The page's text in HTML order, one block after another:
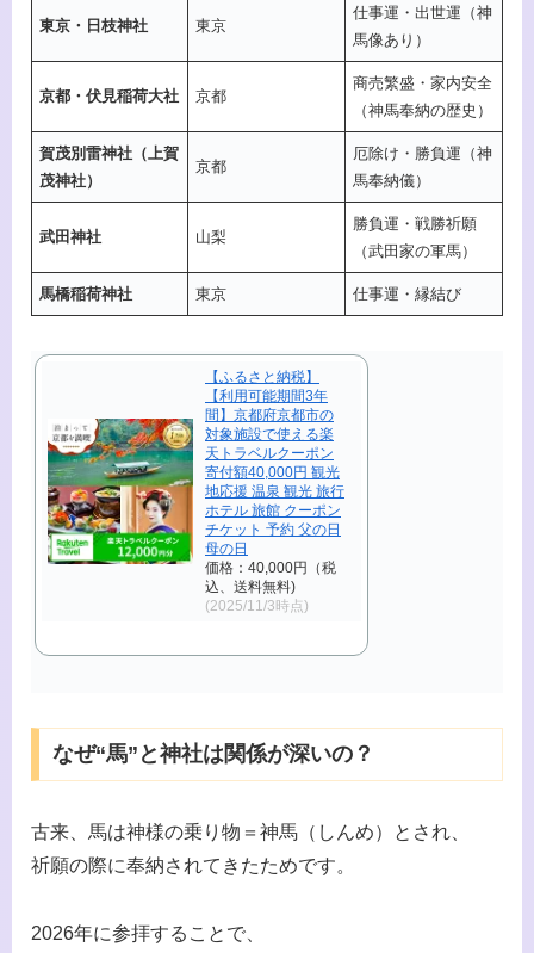
東京・日枝神社 東京
仕事運・出世運（神
馬像あり）
京都・伏見稲荷大社 京都
商売繁盛・家内安全
（神馬奉納の歴史）
賀茂別雷神社（上賀
茂神社）
京都
厄除け・勝負運（神
馬奉納儀）
武田神社 山梨
勝負運・戦勝祈願
（武田家の軍馬）
馬橋稲荷神社 東京 仕事運・縁結び
【ふるさと納税】
【利用可能期間3年
間】京都府京都市の
対象施設で使える楽
天トラベルクーポン
寄付額40,000円 観光
地応援 温泉 観光 旅行
ホテル 旅館 クーポン
チケット 予約 父の日
母の日
価格：40,000円（税
込、送料無料)
(2025/11/3時点)
なぜ“馬”と神社は関係が深いの？
古来、馬は神様の乗り物＝神馬（しんめ）とされ、
祈願の際に奉納されてきたためです。
2026年に参拝することで、